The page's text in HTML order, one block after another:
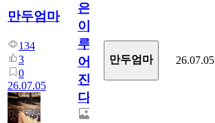
만두엄마
134
3
0
26.07.05
은
이
루
어
진
다.
만두엄마 26.07.05